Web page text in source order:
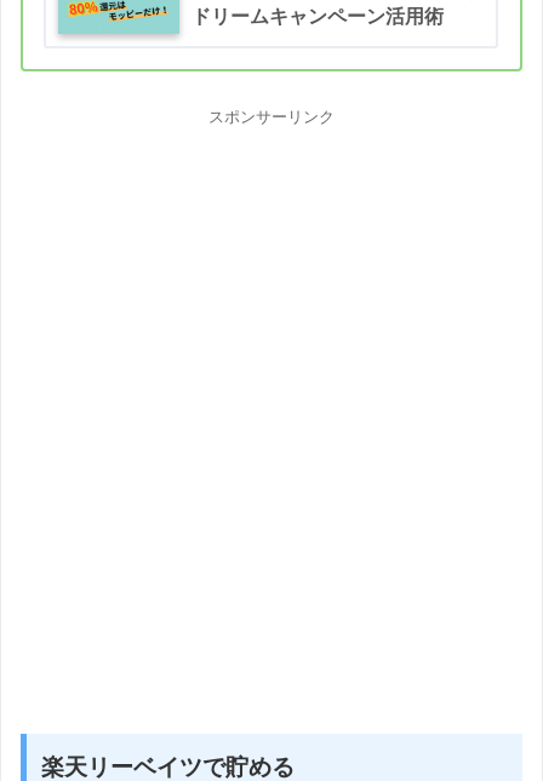
ドリームキャンペーン活用術
スポンサーリンク
楽天リーベイツで貯める